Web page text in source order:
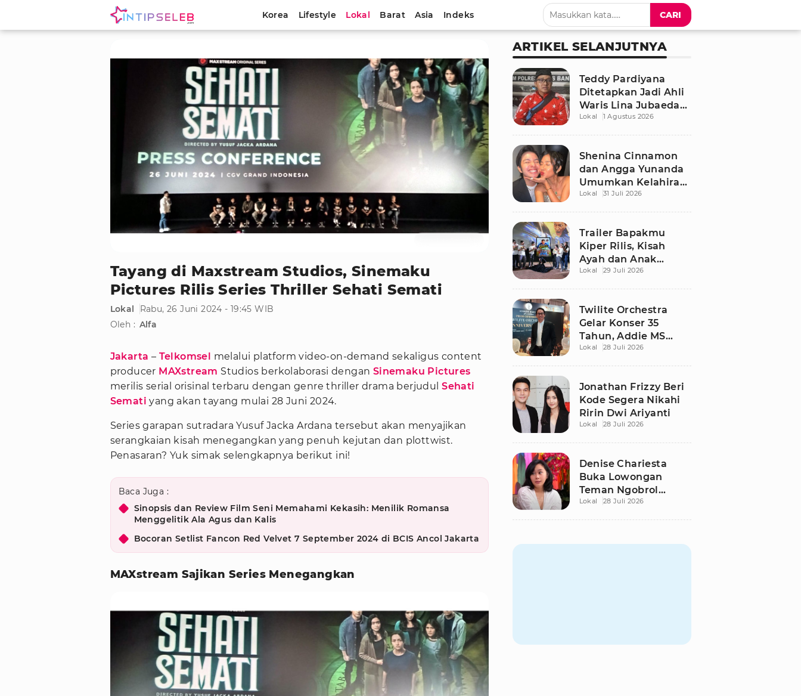
Korea Lifestyle Lokal Barat Asia Indeks CARI
Tayang di Maxstream Studios, Sinemaku
Pictures Rilis Series Thriller Sehati Semati
Lokal
Rabu, 26 Juni 2024 - 19:45 WIB
Oleh : Alfa
Jakarta – Telkomsel
melalui platform video-on-demand sekaligus content
producer MAXstream Studios berkolaborasi dengan Sinemaku Pictures
merilis serial orisinal terbaru dengan genre thriller drama berjudulSehati
Semati yang akan tayang mulai 28 Juni 2024.
Series garapan sutradara Yusuf Jacka Ardana tersebut akan menyajikan
serangkaian kisah menegangkan yang penuh kejutan dan plottwist.
Penasaran? Yuk simak selengkapnya berikut ini!
Baca Juga :
Sinopsis dan Review Film Seni Memahami Kekasih: Menilik Romansa
Menggelitik Ala Agus dan Kalis
Bocoran Setlist Fancon Red Velvet 7 September 2024 di BCIS Ancol Jakarta
MAXstream Sajikan Series Menegangkan
ARTIKEL SELANJUTNYA
Teddy Pardiyana
Ditetapkan Jadi Ahli
Waris Lina Jubaedah,
Begini Respon Sule
Lokal 1 Agustus 2026
Shenina Cinnamon
dan Angga Yunanda
Umumkan Kelahiran
Putra Pertama,
Lokal 31 Juli 2026
Trailer Bapakmu
Kiper Rilis, Kisah
Ayah dan Anak
Berdamai Lewat
Lokal 29 Juli 2026
Twilite Orchestra
Gelar Konser 35
Tahun, Addie MS
Ungkap Kisah Haru
Lokal 28 Juli 2026
Jonathan Frizzy Beri
Kode Segera Nikahi
Ririn Dwi Ariyanti
Lokal 28 Juli 2026
Denise Chariesta
Buka Lowongan
Teman Ngobrol
Bergaji Rp15 Juta, Ini
Lokal 28 Juli 2026